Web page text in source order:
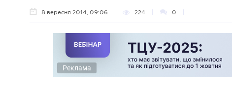
8 вересня 2014, 09:06 224 0
Реклама